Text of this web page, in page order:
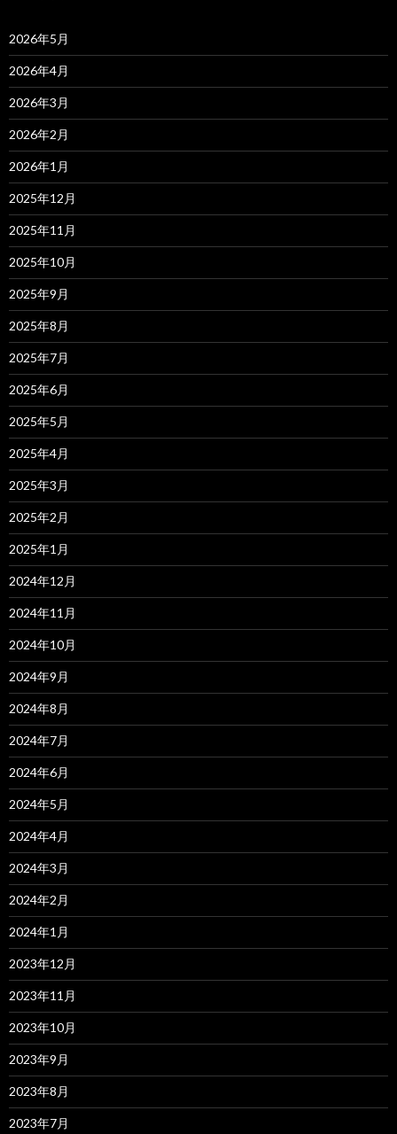
2026年5月
2026年4月
2026年3月
2026年2月
2026年1月
2025年12月
2025年11月
2025年10月
2025年9月
2025年8月
2025年7月
2025年6月
2025年5月
2025年4月
2025年3月
2025年2月
2025年1月
2024年12月
2024年11月
2024年10月
2024年9月
2024年8月
2024年7月
2024年6月
2024年5月
2024年4月
2024年3月
2024年2月
2024年1月
2023年12月
2023年11月
2023年10月
2023年9月
2023年8月
2023年7月